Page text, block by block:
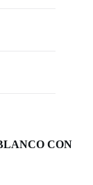
CON